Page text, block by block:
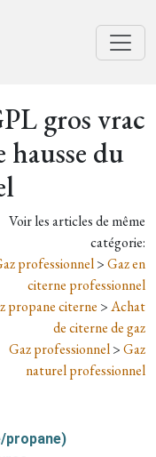
gros vrac
du
Voir les articles de même
catégorie:
professionnel>Gaz en
citerne professionnel
propane citerne >Achat
de citerne de gaz
Gaz professionnel>Gaz
naturel professionnel
propane)